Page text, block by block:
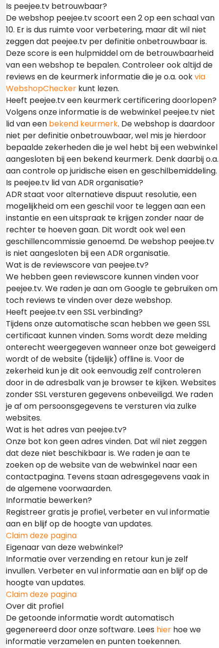
Is peejee.tv betrouwbaar?
De webshop peejee.tv scoort een 2 op een schaal van
10. Er is dus ruimte voor verbetering, maar dit wil niet
zeggen dat peejee.tv per definitie onbetrouwbaar is.
Deze score is een hulpmiddel om de betrouwbaarheid
van een webshop te bepalen. Controleer ook altijd de
reviews en de keurmerk informatie die je o.a. ookvia
WebshopChecker kunt lezen.
Heeft peejee.tv een keurmerk certificering doorlopen?
Volgens onze informatie is de webwinkel peejee.tv niet
lid van een bekend keurmerk. De webshop is daardoor
niet per definitie onbetrouwbaar, wel mis je hierdoor
bepaalde zekerheden die je wel hebt bij een webwinkel
aangesloten bij een bekend keurmerk. Denk daarbij o.a.
aan controle op juridische eisen en geschilbemiddeling.
Is peejee.tv lid van ADR organisatie?
ADR staat voor alternatieve dispuut resolutie, een
mogelijkheid om een geschil voor te leggen aan een
instantie en een uitspraak te krijgen zonder naar de
rechter te hoeven gaan. Dit wordt ook wel een
geschillencommissie genoemd. De webshop peejee.tv
is niet aangesloten bij een ADR organisatie.
Wat is de reviewscore van peejee.tv?
We hebben geen reviewscore kunnen vinden voor
peejee.tv. We raden je aan om Google te gebruiken om
toch reviews te vinden over deze webshop.
Heeft peejee.tv een SSL verbinding?
Tijdens onze automatische scan hebben we geen SSL
certificaat kunnen vinden. Soms wordt deze melding
onterecht weergegeven wanneer onze bot geweigerd
wordt of de website (tijdelijk) offline is. Voor de
zekerheid kun je dit ook eenvoudig zelf controleren
door in de adresbalk van je browser te kijken. Websites
zonder SSL versturen gegevens onbeveiligd. We raden
je af om persoonsgegevens te versturen via zulke
websites.
Wat is het adres van peejee.tv?
Onze bot kon geen adres vinden. Dat wil niet zeggen
dat deze niet beschikbaar is. We raden je aan te
zoeken op de website van de webwinkel naar een
contactpagina. Tevens staan adresgegevens vaak in
de algemene voorwaarden.
Informatie bewerken?
Registreer gratis je profiel, verbeter en vul informatie
aan en blijf op de hoogte van updates.
Claim deze pagina
Eigenaar van deze webwinkel?
Informatie over verzending en retour kun je zelf
invullen. Verbeter en vul informatie aan en blijf op de
hoogte van updates.
Claim deze pagina
Over dit profiel
De getoonde informatie wordt automatisch
gegenereerd door onze software. Lees hier hoe we
informatie verzamelen en punten toekennen.